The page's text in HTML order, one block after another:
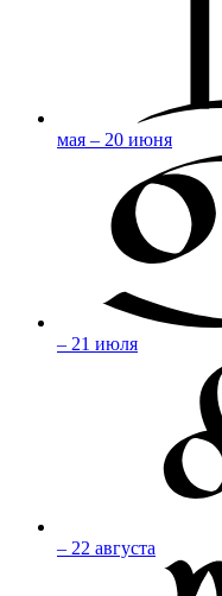
мая – 20 июня
– 21 июля
– 22 августа